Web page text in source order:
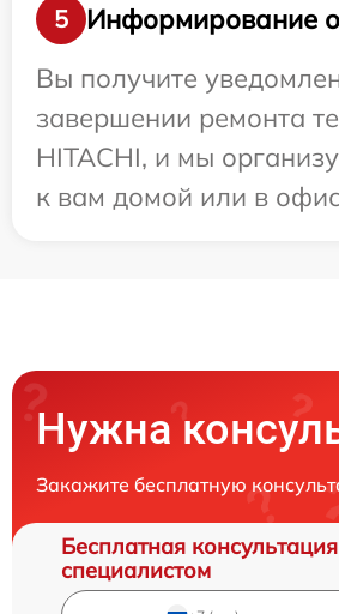
5
Информирование о
Вы получите
завершении ремонта
HITACHI, и мы
к вам домой или в
Нужна
Закажите бесплатную
Бесплатная
специалистом